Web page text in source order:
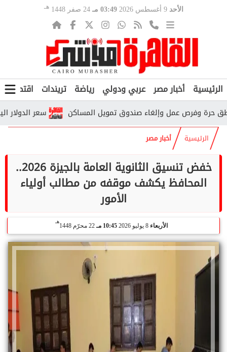
الأحد 9 أغسطس 2026 03:49 مـ 24 صفر 1448 هـ
الرئيسية أخبار مصر عربي ودولي رياضة تريندات اقتصاد
سعر الدولار اليوم الأحد 9 أغسطس 2026.. تحديث جديد في البنوك
الرئيسية أخبار مصر
خفض تنسيق الثانوية العامة بالجيزة 2026..
المحافظ يكشف موقفه من مطالب أولياء
الأمور
الأربعاء 10:45 مـ 22 محرّم 1448
هـ